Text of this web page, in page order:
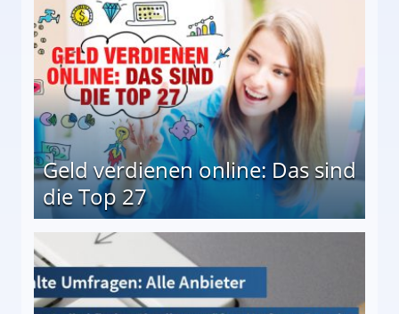
Geld verdienen online: Das sind
die Top 27